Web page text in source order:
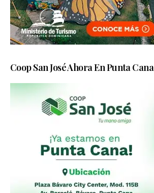
Coop San José Ahora En Punta Cana